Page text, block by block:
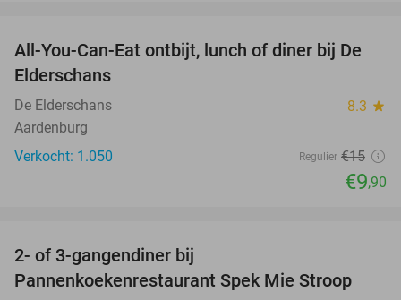
34%
All-You-Can-Eat ontbijt, lunch of diner bij De
Elderschans
De Elderschans 8.3 star
Aardenburg
Verkocht: 1.050
Regulier €15
€9,90
2- of 3-gangendiner bij
Pannenkoekenrestaurant Spek Mie Stroop